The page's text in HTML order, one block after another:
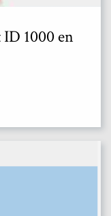
1000 en